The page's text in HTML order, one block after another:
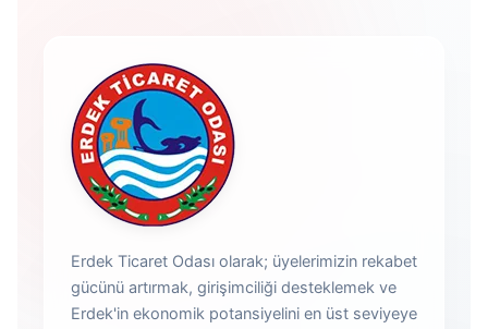
Erdek Ticaret Odası olarak; üyelerimizin rekabet
gücünü artırmak, girişimciliği desteklemek ve
Erdek'in ekonomik potansiyelini en üst seviyeye